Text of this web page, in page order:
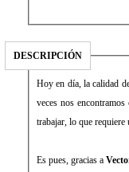
DESCRIPCIÓN
Hoy en día, la calidad
veces nos
trabajar, lo que requiere
Es pues, gracias a